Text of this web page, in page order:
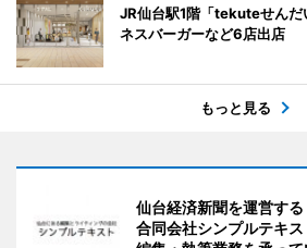
JR仙台駅1階「tekuteせん
ネスバーガーなど6店出店
もっと見る
仙台経済新聞を運営する
合同会社シンプルテキ